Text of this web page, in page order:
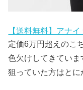
【送料無料】アナ
定価6万円超えのこ
色欠けしてきていま
狙っていた方はとに